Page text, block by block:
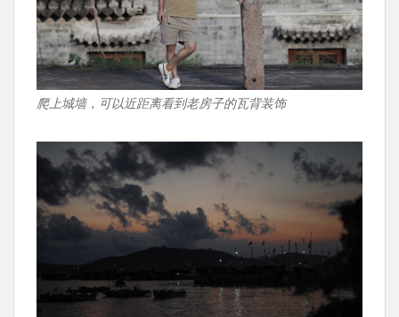
爬上城墙，可以近距离看到老房子的瓦背装饰